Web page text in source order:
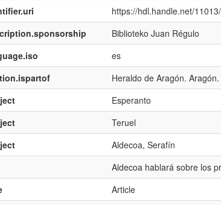
https://hdl.handle.net/
Biblioteko Juan Régulo
es
Heraldo de Aragón.
Esperanto
Teruel
Aldecoa, Serafín
Aldecoa hablará sobre los
Article